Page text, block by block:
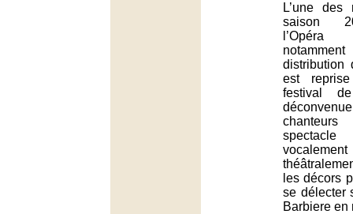
L’une
saison
distribution
est
festival
les décors
se délecter
Barbiere en